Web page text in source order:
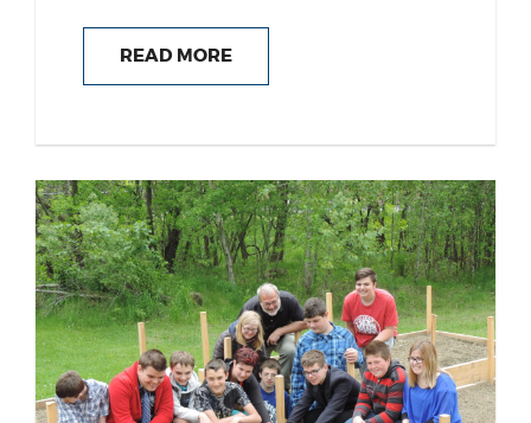
READ MORE